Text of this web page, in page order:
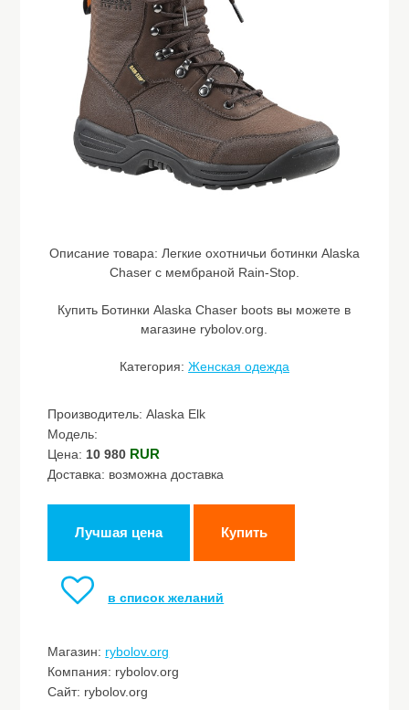
Описание товара: Легкие охотничьи ботинки Alaska
Chaser с мембраной Rain-Stop.
Купить Ботинки Alaska Chaser boots вы можете в
магазине rybolov.org.
Категория: Женская одежда
Производитель: Alaska Elk
Модель:
Цена: 10 980 RUR
Доставка: возможна доставка
Лучшая цена Купить
в список желаний
Магазин: rybolov.org
Компания: rybolov.org
Сайт: rybolov.org